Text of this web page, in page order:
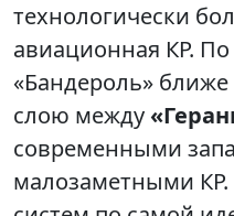
технологически
авиационная КР.
«Бандероль»
слою между
современными
малозаметными